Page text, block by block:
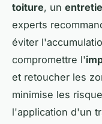
toiture, un
experts
éviter
compromettre l'
et retoucher les
minimise les
l'application d'un